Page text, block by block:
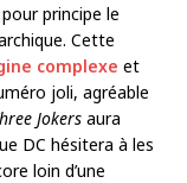
principe le
Cette
complexe et
joli, agréable
Jokers aura
DC hésitera à les
loin d’une